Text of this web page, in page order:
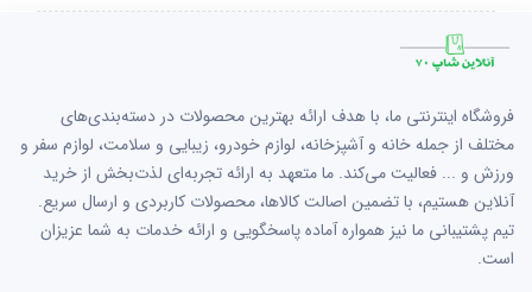
فروشگاه اینترنتی ما، با هدف ارائه بهترین محصولات در دسته‌بندی‌های
مختلف از جمله خانه و آشپزخانه، لوازم خودرو، زیبایی و سلامت، لوازم سفر و
ورزش و ... فعالیت می‌کند. ما متعهد به ارائه تجربه‌ای لذت‌بخش از خرید
آنلاین هستیم، با تضمین اصالت کالاها، محصولات کاربردی و ارسال سریع.
تیم پشتیبانی ما نیز همواره آماده پاسخگویی و ارائه خدمات به شما عزیزان
است.